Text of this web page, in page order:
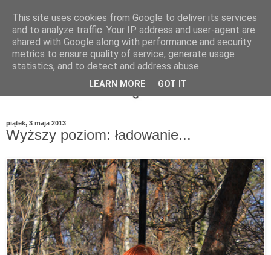
piątek, 3 maja 2013
Wyższy poziom: ładowanie...
This site uses cookies from Google to deliver its services
and to analyze traffic. Your IP address and user-agent are
shared with Google along with performance and security
metrics to ensure quality of service, generate usage
statistics, and to detect and address abuse.
LEARN MORE GOT IT